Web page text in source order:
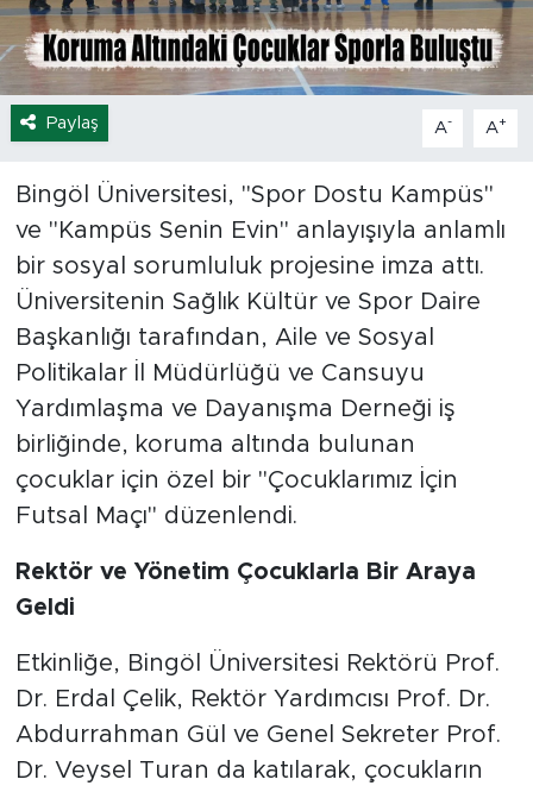
Paylaş A- A+
Bingöl Üniversitesi, "Spor Dostu Kampüs"
ve "Kampüs Senin Evin" anlayışıyla anlamlı
bir sosyal sorumluluk projesine imza attı.
Üniversitenin Sağlık Kültür ve Spor Daire
Başkanlığı tarafından, Aile ve Sosyal
Politikalar İl Müdürlüğü ve Cansuyu
Yardımlaşma ve Dayanışma Derneği iş
birliğinde, koruma altında bulunan
çocuklar için özel bir "Çocuklarımız İçin
Futsal Maçı" düzenlendi.
Rektör ve Yönetim Çocuklarla Bir Araya
Geldi
Etkinliğe, Bingöl Üniversitesi Rektörü Prof.
Dr. Erdal Çelik, Rektör Yardımcısı Prof. Dr.
Abdurrahman Gül ve Genel Sekreter Prof.
Dr. Veysel Turan da katılarak, çocukların
Eğitim
Ekonomi
Hava Durumu
Tavz Der
Bingöl Kaza Haberleri